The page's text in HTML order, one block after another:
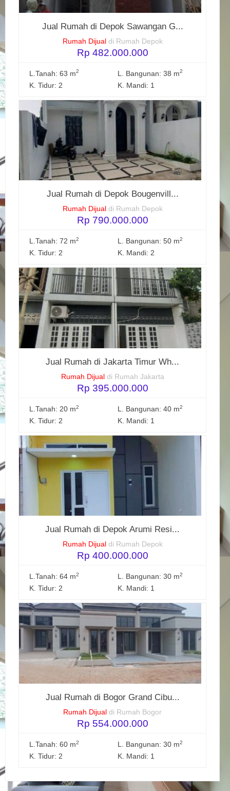
Jual Rumah di Depok Sawangan G...
Rumah Dijual di Rumah Depok
Rp 482.000.000
L.Tanah: 63 m2 L. Bangunan: 38 m2
K. Tidur: 2 K. Mandi: 1
Jual Rumah di Depok Bougenvill...
Rumah Dijual di Rumah Depok
Rp 790.000.000
L.Tanah: 72 m2 L. Bangunan: 50 m2
K. Tidur: 2 K. Mandi: 2
Jual Rumah di Jakarta Timur Wh...
Rumah Dijual di Rumah Jakarta
Rp 395.000.000
L.Tanah: 20 m2 L. Bangunan: 40 m2
K. Tidur: 2 K. Mandi: 1
Jual Rumah di Depok Arumi Resi...
Rumah Dijual di Rumah Depok
Rp 400.000.000
L.Tanah: 64 m2 L. Bangunan: 30 m2
K. Tidur: 2 K. Mandi: 1
Jual Rumah di Bogor Grand Cibu...
Rumah Dijual di Rumah Bogor
Rp 554.000.000
L.Tanah: 60 m2 L. Bangunan: 30 m2
K. Tidur: 2 K. Mandi: 1